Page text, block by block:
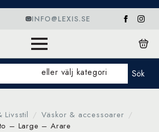
INFO@LEXIS.SE
eller välj kategori Sök
Livsstil
Väskor & accessoarer
– Large – Arare